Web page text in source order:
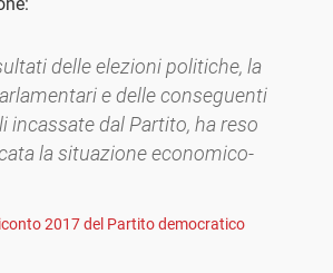
delle elezioni politiche, la
e delle conseguenti
incassate dal Partito, ha reso
la situazione economico-
2017 del Partito democratico